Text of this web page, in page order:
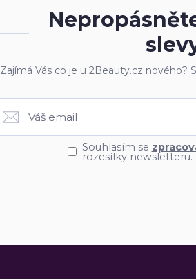
Zajímá Vás co je u 2Beauty.cz
Souhlasím se
rozesílky newsletteru.